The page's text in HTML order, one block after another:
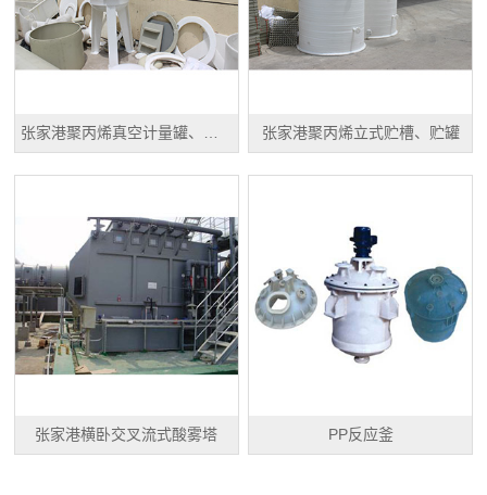
张家港聚丙烯立式贮槽、贮罐
张家港横卧交叉流式酸雾塔 PP反应釜